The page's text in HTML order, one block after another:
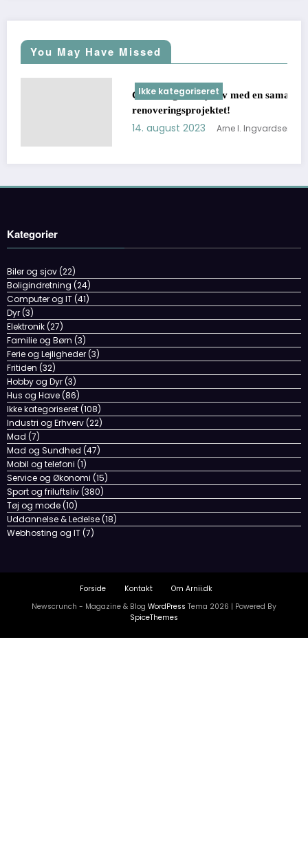
You May Have Missed
Giv dine gulve nyt liv med en samarbejdspartner i
renoveringsprojektet!
Arne I. Ingvardsen
Kategorier
Biler og sjov(22)
Boligindretning (24)
Computer og IT(41)
Dyr(3)
Elektronik(27)
Familie og Børn (3)
Ferie og Lejligheder(3)
Fritiden (32)
Hobby og Dyr(3)
Hus og Have(86)
Ikke kategoriseret(108)
Industri og Erhverv(22)
Mad (7)
Mad og Sundhed (47)
Mobil og telefoni (1)
Service og Økonomi (15)
Sport og friluftsliv(380)
Tøj og mode(10)
Uddannelse & Ledelse(18)
Webhosting og IT(7)
Forside Kontakt
Om Arnii.dk
Newscrunch - Magazine & Blog WordPress Tema 2026 | Powered By
SpiceThemes